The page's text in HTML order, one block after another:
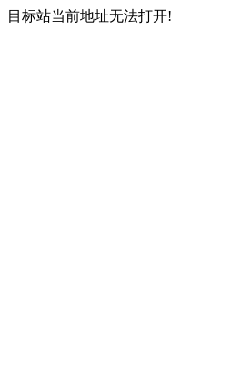
目标站当前地址无法打开!